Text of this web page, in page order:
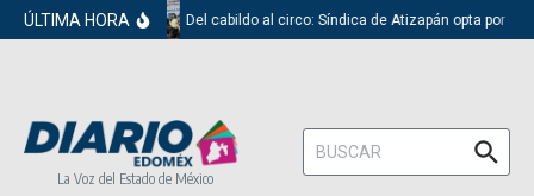
Saltar al contenido
ÚLTIMA HORA Del cabildo al circo: Síndica de Atizapán opta por el
La Voz del Estado de México
Buscar: